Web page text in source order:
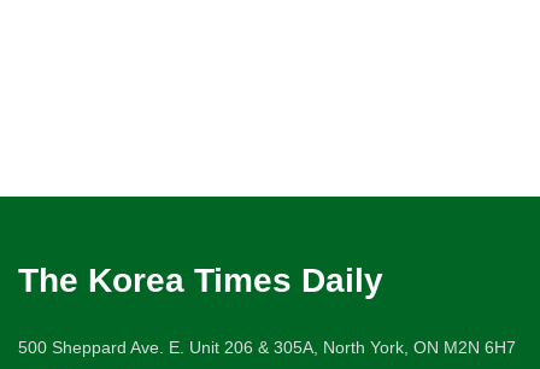
The Korea Times Daily
500 Sheppard Ave. E. Unit 206 & 305A, North York, ON M2N 6H7